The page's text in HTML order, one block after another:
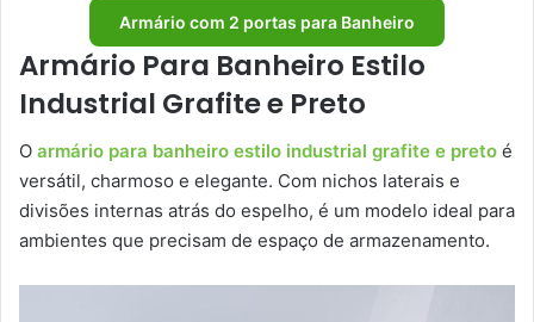
Armário com 2 portas para Banheiro
Armário Para Banheiro Estilo
Industrial Grafite e Preto
O armário para banheiro estilo industrial grafite e preto é
versátil, charmoso e elegante. Com nichos laterais e
divisões internas atrás do espelho, é um modelo ideal para
ambientes que precisam de espaço de armazenamento.